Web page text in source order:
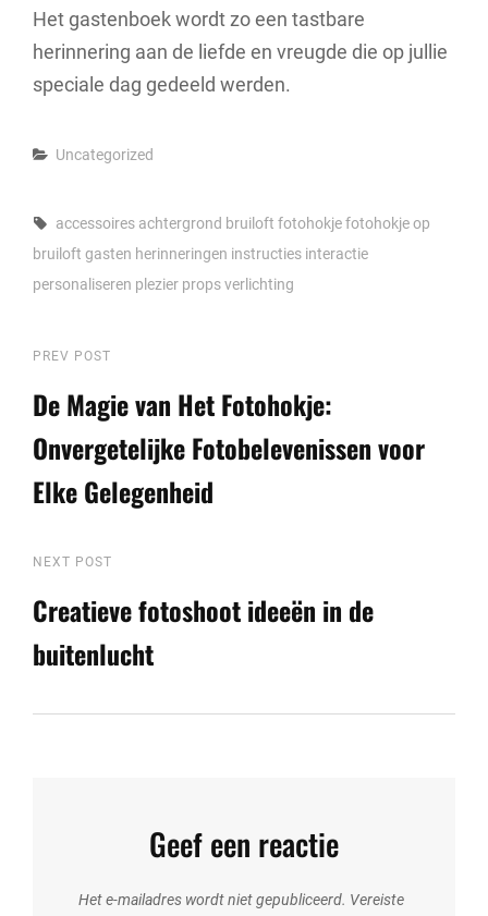
Het gastenboek wordt zo een tastbare
herinnering aan de liefde en vreugde die op jullie
speciale dag gedeeld werden.
Categories
Uncategorized
Tags,
accessoires achtergrond bruiloft fotohokjefotohokje op
bruiloft gasten herinneringen instructies interactie
personaliseren plezier propsverlichting
Berichtnavigatie
Previous
Post
PREV POST
De Magie van Het Fotohokje:
Onvergetelijke Fotobelevenissen voor
Elke Gelegenheid
Next
Post
NEXT POST
Creatieve fotoshoot ideeën in de
buitenlucht
Geef een reactie
Het e-mailadres wordt niet gepubliceerd. Vereiste